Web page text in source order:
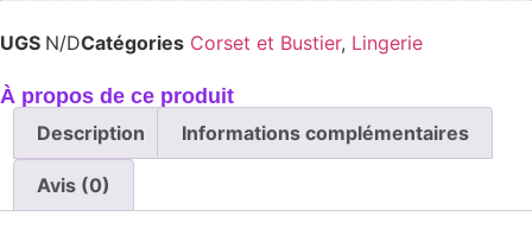
UGS N/DCatégories Corset et Bustier, Lingerie
À propos de ce produit
Description
Informations complémentaires
Avis (0)